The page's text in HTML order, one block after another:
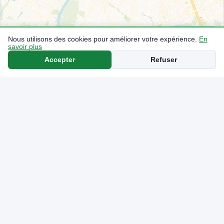
Nous utilisons des cookies pour améliorer votre expérience.
En
savoir plus
Accepter Refuser